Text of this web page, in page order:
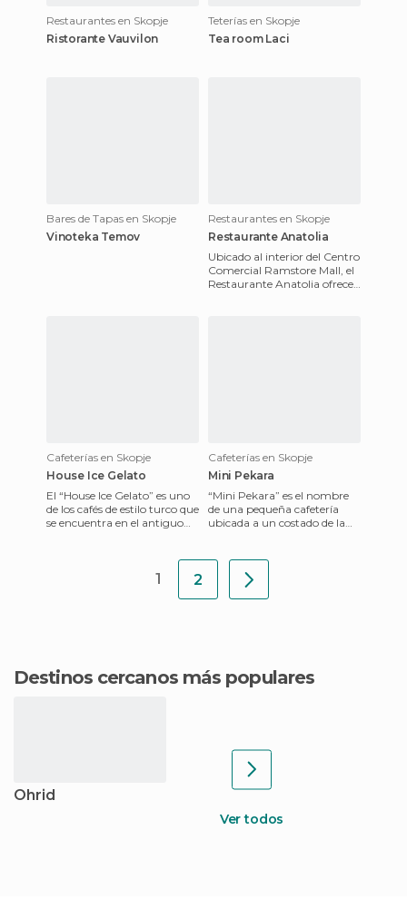
Restaurantes en Skopje
Ristorante Vauvilon
Teterías en Skopje
Tea room Laci
Bares de Tapas en Skopje
Vinoteka Temov
Restaurantes en Skopje
Restaurante Anatolia
Ubicado al interior del Centro
Comercial Ramstore Mall, el
Restaurante Anatolia ofrece
Cafeterías en Skopje
House Ice Gelato
El “House Ice Gelato” es uno
de los cafés de estilo turco que
se encuentra en el antiguo
Cafeterías en Skopje
Mini Pekara
“Mini Pekara” es el nombre
de una pequeña cafetería
ubicada a un costado de la
Skop
1 2
Destinos cercanos más populares
Ohrid
Ver todos